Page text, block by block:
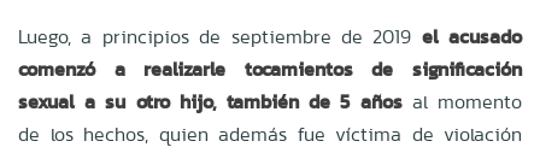
Luego, a principios de septiembre de 2019 el acusado
comenzó a realizarle tocamientos de significación
sexual a su otro hijo, también de 5 añosal momento
de los hechos, quien además fue víctima de violación